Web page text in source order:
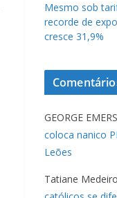
Mesmo sob
recorde de
cresce 31,9%
GEORGE
coloca nanico
Leões
Tatiane